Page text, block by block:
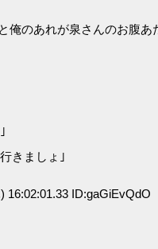
俺のあれが泉さんのお腹
きましょ｣
16:02:01.33 ID:gaGiEvQdO